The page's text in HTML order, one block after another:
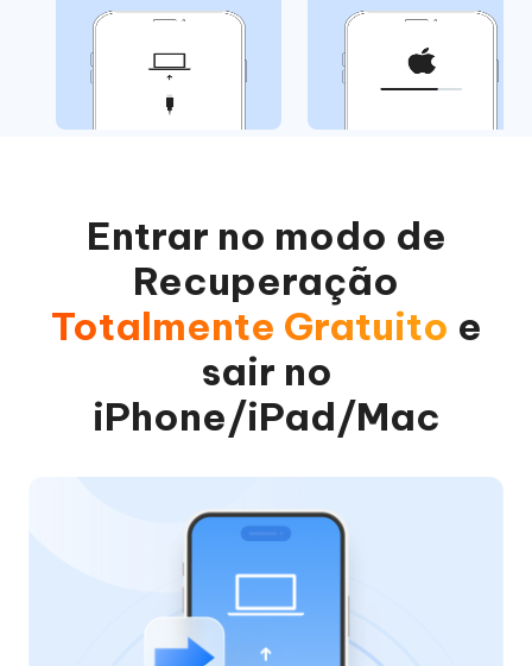
Entrar no modo de
Recuperação
Totalmente Gratuito e
sair no
iPhone/iPad/Mac